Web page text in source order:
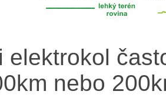
elektrokol
nebo